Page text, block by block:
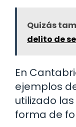
Quizás
delito de
En
ejemplos
utilizado
forma de